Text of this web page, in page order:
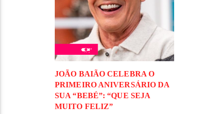
JOÃO BAIÃO CELEBRA O
PRIMEIRO ANIVERSÁRIO DA
SUA “BEBÉ”: “QUE SEJA
MUITO FELIZ”